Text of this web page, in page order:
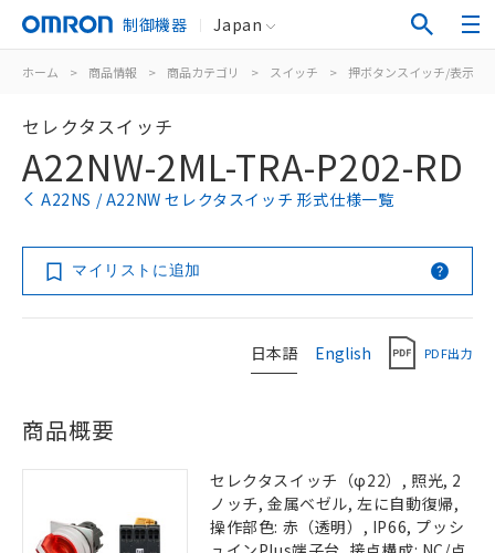
制御機器 Japan
ホーム > 商品情報 > 商品カテゴリ > スイッチ > 押ボタンスイッチ/表示灯
セレクタスイッチ
A22NW-2ML-TRA-P202-RD
A22NS / A22NW セレクタスイッチ 形式仕様一覧
マイリストに追加
日本語 English PDF出力
商品概要
セレクタスイッチ（φ22）, 照光, 2
ノッチ, 金属ベゼル, 左に自動復帰,
操作部色: 赤（透明）, IP66, プッシ